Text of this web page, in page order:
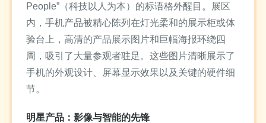
People”（科技以人为本）的标语格外醒目。展区
内，手机产品被精心陈列在灯光柔和的展示柜或体
验台上，高清的产品展示图片和巨幅海报环绕四
周，吸引了大量参观者驻足。这些图片清晰展示了
手机的外观设计、屏幕显示效果以及关键的硬件细
节。
明星产品：影像与智能的先锋